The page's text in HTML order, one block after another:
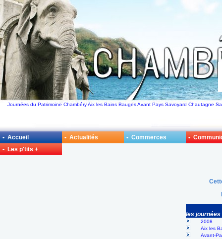
Journées du Patrimoine Chambéry Aix les Bains Bauges Avant Pays Savoyard Chautagne
les journées
2008
Aix les
Avant-
• Accueil • Actualités • Commerces
•
• Les p'tits +